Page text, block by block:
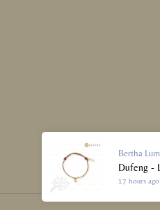
Bertha
Dufeng -
17 hours ago